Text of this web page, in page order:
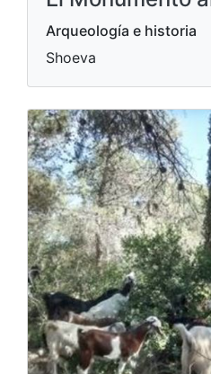
Arqueología e historia
Shoeva